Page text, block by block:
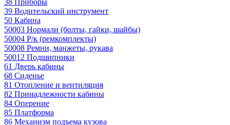
38 Приборы
39 Водительский инструмент
50 Кабина
50003 Нормали (болты, гайки, шайбы)
50004 Р/к (ремкомплекты)
50008 Ремни, манжеты, рукава
50012 Подшипники
61 Дверь кабины
68 Сиденье
81 Отопление и вентиляция
82 Принадлежности кабины
84 Оперение
85 Платформа
86 Механизм подъема кузова